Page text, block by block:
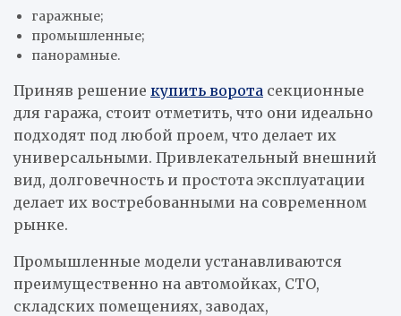
гаражные;
промышленные;
панорамные.
Приняв решение купить ворота секционные
для гаража, стоит отметить, что они идеально
подходят под любой проем, что делает их
универсальными. Привлекательный внешний
вид, долговечность и простота эксплуатации
делает их востребованными на современном
рынке.
Промышленные модели устанавливаются
преимущественно на автомойках, СТО,
складских помещениях, заводах,